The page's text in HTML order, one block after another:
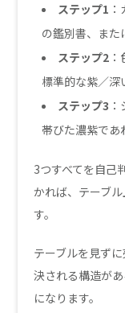
ステップ1
の鑑別書、また
ステップ2
標準的な紫／深
ステップ3
帯びた濃紫であ
3つすべてを自己
かれば、テーブ
す。
テーブルを見ず
決される構造が
になります。